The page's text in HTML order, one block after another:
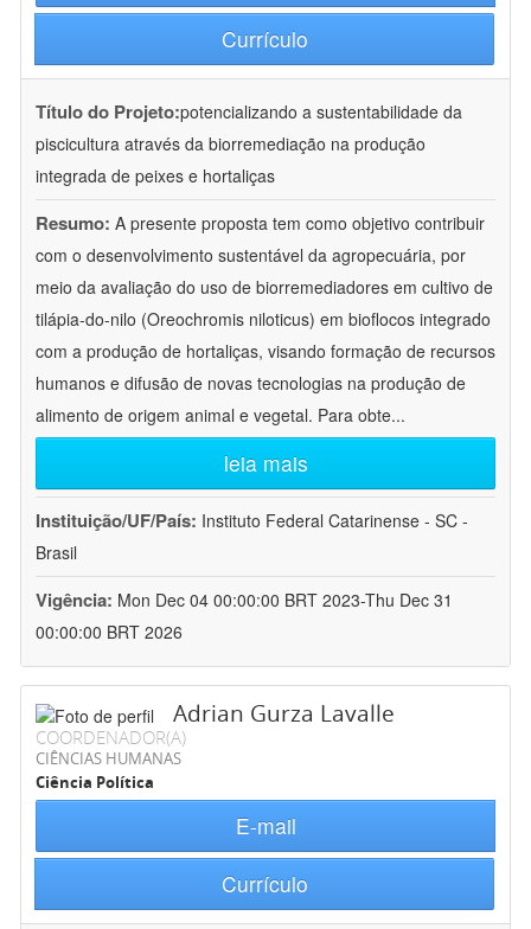
Currículo
Título do Projeto:potencializando a sustentabilidade da
piscicultura através da biorremediação na produção
integrada de peixes e hortaliças
Resumo: A presente proposta tem como objetivo contribuir
com o desenvolvimento sustentável da agropecuária, por
meio da avaliação do uso de biorremediadores em cultivo de
tilápia-do-nilo (Oreochromis niloticus) em bioflocos integrado
com a produção de hortaliças, visando formação de recursos
humanos e difusão de novas tecnologias na produção de
alimento de origem animal e vegetal. Para obte...
leia mais
Instituição/UF/País: Instituto Federal Catarinense - SC -
Brasil
Vigência: Mon Dec 04 00:00:00 BRT 2023-Thu Dec 31
00:00:00 BRT 2026
Adrian Gurza Lavalle
COORDENADOR(A)
CIÊNCIAS HUMANAS
Ciência Política
E-mail
Currículo